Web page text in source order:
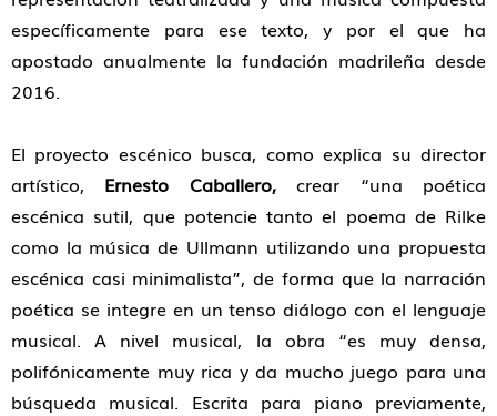
específicamente para ese texto, y por el que ha
apostado anualmente la fundación madrileña desde
2016.
El proyecto escénico busca, como explica su director
artístico, Ernesto Caballero,crear “una poética
escénica sutil, que potencie tanto el poema de Rilke
como la música de Ullmann utilizando una propuesta
escénica casi minimalista”, de forma que la narración
poética se integre en un tenso diálogo con el lenguaje
musical. A nivel musical, la obra “es muy densa,
polifónicamente muy rica y da mucho juego para una
búsqueda musical. Escrita para piano previamente,